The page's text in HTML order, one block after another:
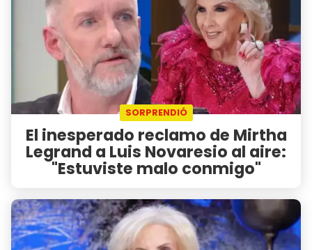
SORPRENDIÓ
El inesperado reclamo de Mirtha
Legrand a Luis Novaresio al aire:
"Estuviste malo conmigo"